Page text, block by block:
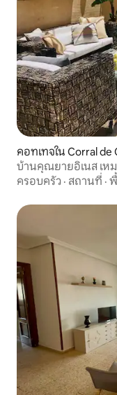
คอทเทจใน Corral de
บ้านคุณยายอิเนส เห
ครอบครัว · สถานที่ ·